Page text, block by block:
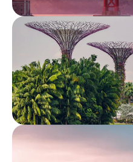
สิงคโปร์
โตเกียว